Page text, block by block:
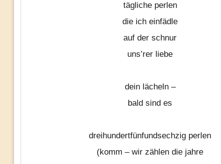
tägliche perlen
die ich einfädle
auf der schnur
uns’rer liebe
dein lächeln –
bald sind es
dreihundertfünfundsechzig perlen
(komm – wir zählen die jahre